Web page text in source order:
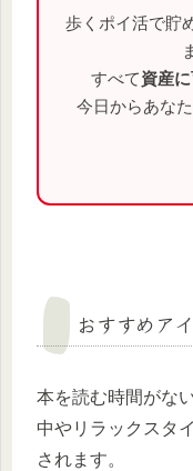
歩くポイ活で貯
すべて資産
今日からあな
おすすめア
本を読む時間がな
中やリラックスタ
されます。